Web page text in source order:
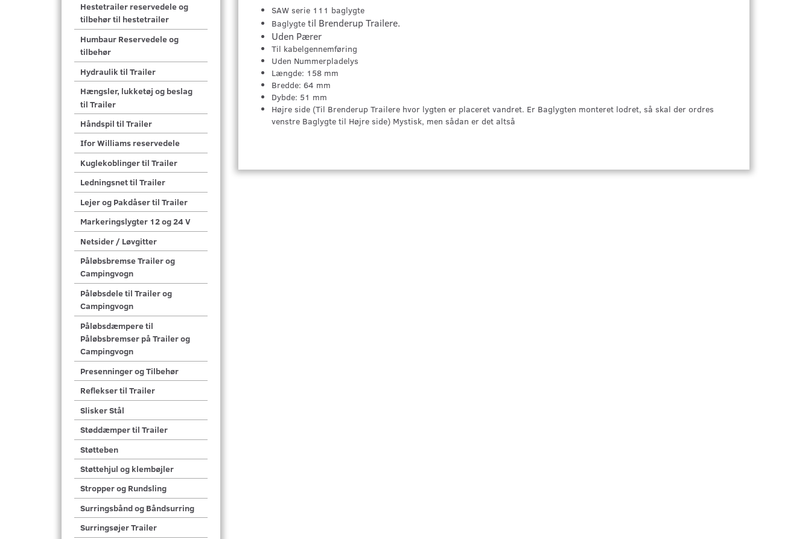
Hestetrailer reservedele og
tilbehør til hestetrailer
Humbaur Reservedele og
tilbehør
Hydraulik til Trailer
Hængsler, lukketøj og beslag
til Trailer
Håndspil til Trailer
Ifor Williams reservedele
Kuglekoblinger til Trailer
Ledningsnet til Trailer
Lejer og Pakdåser til Trailer
Markeringslygter 12 og 24 V
Netsider / Løvgitter
Påløbsbremse Trailer og
Campingvogn
Påløbsdele til Trailer og
Campingvogn
Påløbsdæmpere til
Påløbsbremser på Trailer og
Campingvogn
Presenninger og Tilbehør
Reflekser til Trailer
Slisker Stål
Støddæmper til Trailer
Støtteben
Støttehjul og klembøjler
Stropper og Rundsling
Surringsbånd og Båndsurring
Surringsøjer Trailer
SAW serie 111 baglygte
Baglygtetil Brenderup Trailere.
Uden Pærer
Til kabelgennemføring
Uden Nummerpladelys
Længde: 158 mm
Bredde: 64 mm
Dybde: 51 mm
Højre side (Til Brenderup Trailere hvor lygten er placeret vandret. Er Baglygten monteret lodret, så skal der ordres
venstre Baglygte til Højre side) Mystisk, men sådan er det altså